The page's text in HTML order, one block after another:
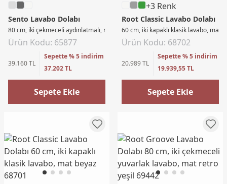
Sento Lavabo Dolabı
80 cm, iki çekmeceli aydınlatmalı, mat fiyord yeşili
Ürün Kodu: 65877
39.160 TL
Sepette % 5 indirim
37.202 TL
Sepete Ekle
+3 Renk
Root Classic Lavabo Dolabı
60 cm, iki kapaklı klasik lavabo, mat
Ürün Kodu: 68702
20.989 TL
Sepette % 5 indirim
19.939,55 TL
Sepete Ekle